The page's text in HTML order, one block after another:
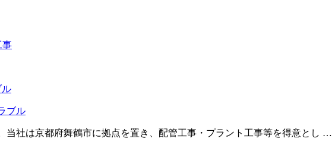
事
ブル
当社は京都府舞鶴市に拠点を置き、配管工事・プラント工事等を得意とし …